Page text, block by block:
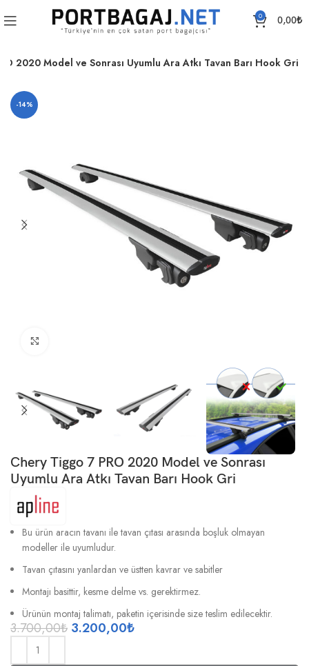
0 0,00₺
2020 Model ve Sonrası Uyumlu Ara Atkı Tavan Barı Hook Gri
-14%
Chery Tiggo 7 PRO 2020 Model ve Sonrası
Uyumlu Ara Atkı Tavan Barı Hook Gri
Bu ürün aracın tavanı ile tavan çıtası arasında boşluk olmayan
modeller ile uyumludur.
Tavan çıtasını yanlardan ve üstten kavrar ve sabitler
Montajı basittir, kesme delme vs. gerektirmez.
Ürünün montaj talimatı, paketin içerisinde size teslim edilecektir.
3.700,00₺ 3.200,00₺